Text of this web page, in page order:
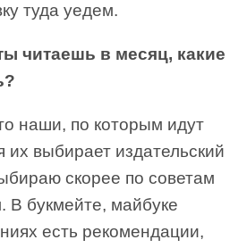
туда уедем.
читаешь в месяц, какие
наши, по которым идут
их выбирает издательский
скорее по советам
В букмейте, майбуке
есть рекомендации,